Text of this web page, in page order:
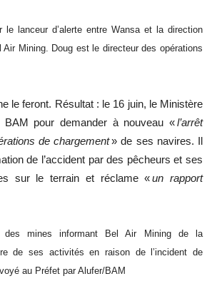
le lanceur d’alerte entre Wansa et la direction
Air Mining. Doug est le directeur des opérations
le feront. Résultat : le 16 juin, le Ministère
pour demander à nouveau «l’arrêt
de chargement» de ses navires. Il
de l’accident par des pêcheurs et ses
sur le terrain et réclame «un rapport
des mines informant Bel Air Mining de la
de ses activités en raison de l’incident de
au Préfet par Alufer/BAM